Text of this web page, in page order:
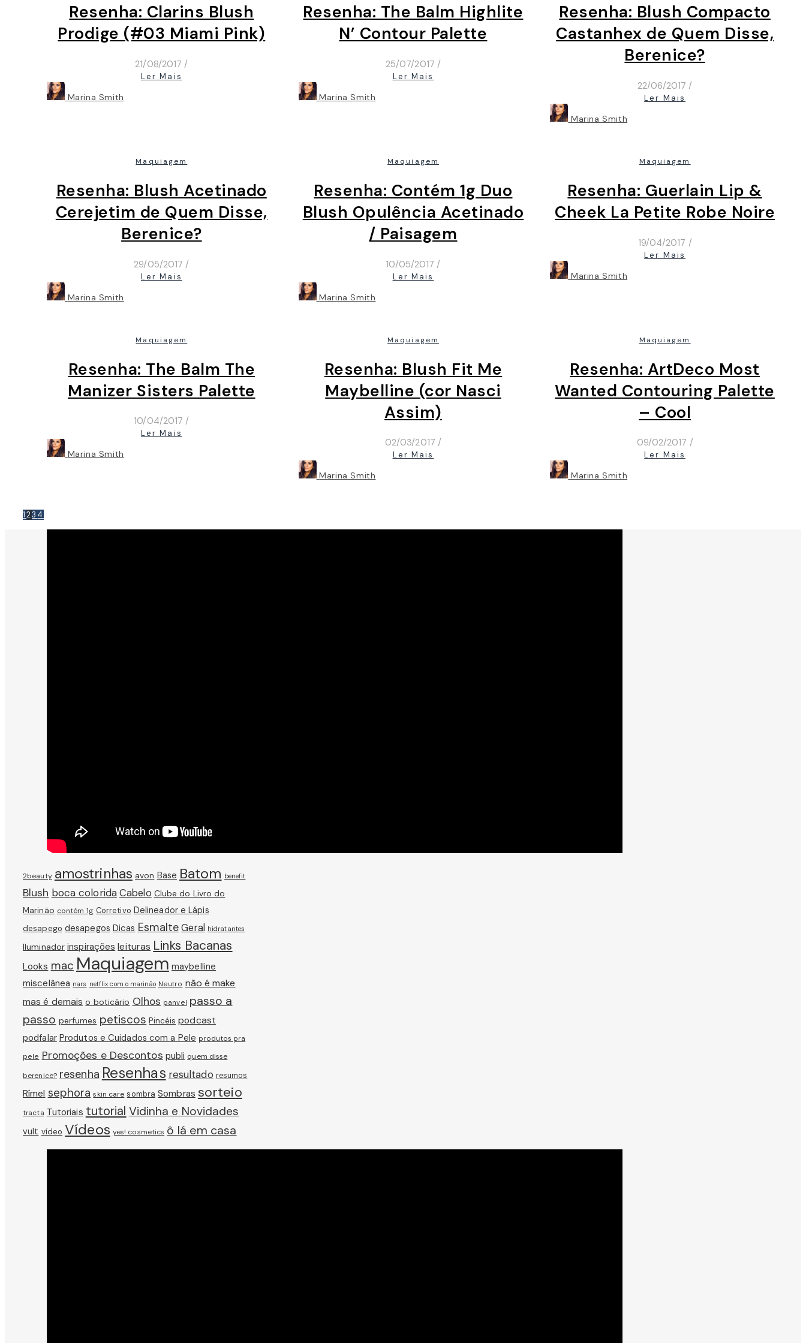
Resenha: Clarins Blush
Prodige (#03 Miami Pink)
21/08/2017 /
Ler Mais
Marina Smith
Resenha: The Balm Highlite
N’ Contour Palette
25/07/2017 /
Ler Mais
Marina Smith
Resenha: Blush Compacto
Castanhex de Quem Disse,
Berenice?
22/06/2017 /
Ler Mais
Marina Smith
Maquiagem
Resenha: Blush Acetinado
Cerejetim de Quem Disse,
Berenice?
29/05/2017 /
Ler Mais
Marina Smith
Maquiagem
Resenha: Contém 1g Duo
Blush Opulência Acetinado
/ Paisagem
10/05/2017 /
Ler Mais
Marina Smith
Maquiagem
Resenha: Guerlain Lip &
Cheek La Petite Robe Noire
19/04/2017 /
Ler Mais
Marina Smith
Maquiagem
Resenha: The Balm The
Manizer Sisters Palette
10/04/2017 /
Ler Mais
Marina Smith
Maquiagem
Resenha: Blush Fit Me
Maybelline (cor Nasci
Assim)
02/03/2017 /
Ler Mais
Marina Smith
Maquiagem
Resenha: ArtDeco Most
Wanted Contouring Palette
– Cool
09/02/2017 /
Ler Mais
Marina Smith
123 4
2beauty amostrinhas avon Base Batom benefit
Blush boca coloridaCabelo Clube do Livro do
Marinão contém 1g Corretivo Delineador e Lápis
desapego desapegos Dicas Esmalte Geral hidratantes
Iluminador inspirações leituras Links Bacanas
Looks mac Maquiagem maybelline
miscelânea nars netflix com o marinão Neutro não é make
mas é demais o boticário Olhos panvel passo a
passo perfumes petiscos Pincéis podcast
podfalar Produtos e Cuidados com a Pele produtos pra
pele Promoções e Descontos publi quem disse
berenice? resenha Resenhas resultado resumos
Rímel sephora skin care sombra Sombras sorteio
tracta Tutoriais tutorial Vidinha e Novidades
vult vídeo Vídeos yes! cosmetics ô lá em casa